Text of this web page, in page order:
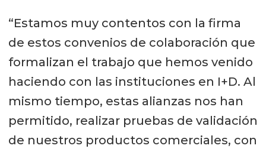
“Estamos muy contentos con la firma
de estos convenios de colaboración que
formalizan el trabajo que hemos venido
haciendo con las instituciones en I+D. Al
mismo tiempo, estas alianzas nos han
permitido, realizar pruebas de validación
de nuestros productos comerciales, con